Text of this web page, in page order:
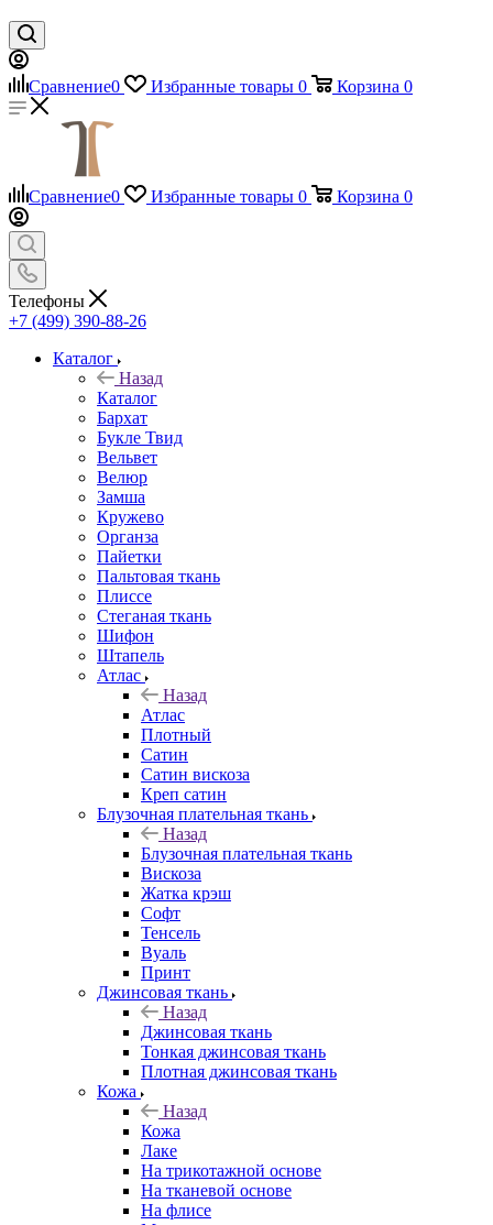
Сравнение0 Избранные товары 0 Корзина 0
Сравнение0 Избранные товары 0 Корзина 0
Телефоны
+7 (499) 390-88-26
Каталог
Назад
Каталог
Бархат
Букле Твид
Вельвет
Велюр
Замша
Кружево
Органза
Пайетки
Пальтовая ткань
Плиссе
Стеганая ткань
Шифон
Штапель
Атлас
Назад
Атлас
Плотный
Сатин
Сатин вискоза
Креп сатин
Блузочная плательная ткань
Назад
Блузочная плательная ткань
Вискоза
Жатка крэш
Софт
Тенсель
Вуаль
Принт
Джинсовая ткань
Назад
Джинсовая ткань
Тонкая джинсовая ткань
Плотная джинсовая ткань
Кожа
Назад
Кожа
Лаке
На трикотажной основе
На тканевой основе
На флисе